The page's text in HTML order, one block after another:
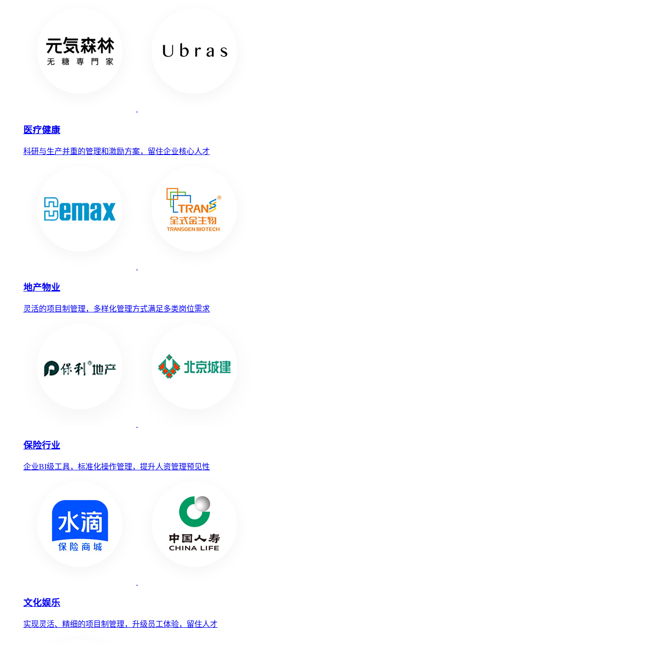
医疗健康
科研与生产并重的管理和激励方案，留住企业核心人才
地产物业
灵活的项目制管理，多样化管理方式满足多类岗位需求
保险行业
企业BI级工具，标准化操作管理，提升人资管理预见性
文化娱乐
实现灵活、精细的项目制管理，升级员工体验，留住人才